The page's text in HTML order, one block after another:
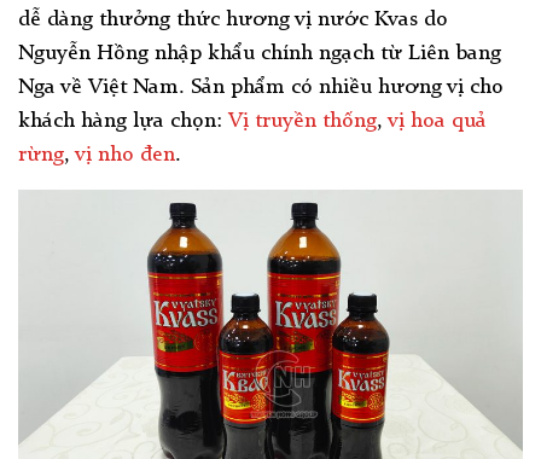
dễ dàng thưởng thức hương vị nước Kvas do
Nguyễn Hồng nhập khẩu chính ngạch từ Liên bang
Nga về Việt Nam. Sản phẩm có nhiều hương vị cho
khách hàng lựa chọn: Vị truyền thống,vị hoa quả
rừng,vị nho đen.